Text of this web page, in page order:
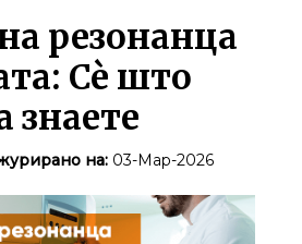
резонанца
Сѐ што
знаете
на: 03-Мар-2026